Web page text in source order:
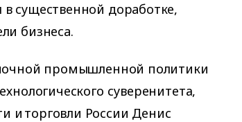
cyщecтвeннoй дopaбoткe,
бизнeca.
промышленной политики
суверенитета,
и торговли России Денис